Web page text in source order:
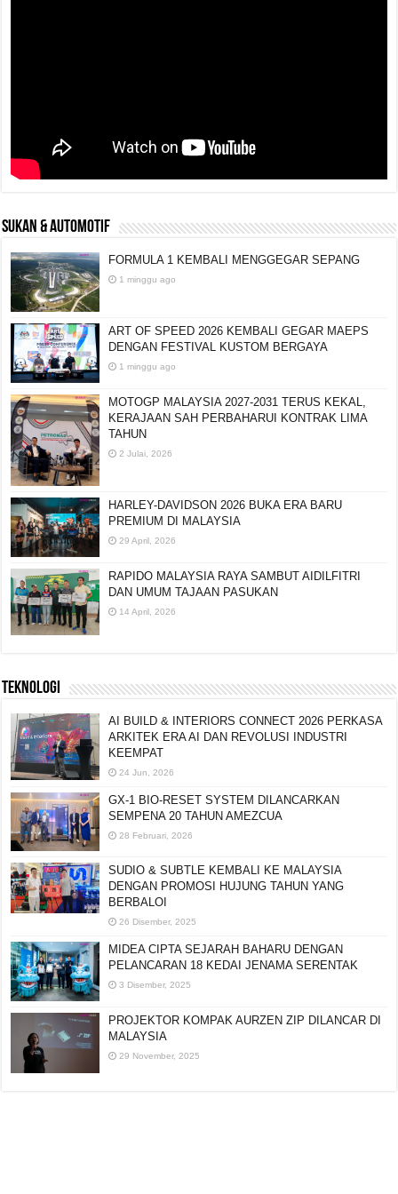
SUKAN & AUTOMOTIF
FORMULA 1 KEMBALI MENGGEGAR SEPANG
1 minggu ago
ART OF SPEED 2026 KEMBALI GEGAR MAEPS
DENGAN FESTIVAL KUSTOM BERGAYA
1 minggu ago
MOTOGP MALAYSIA 2027-2031 TERUS KEKAL,
KERAJAAN SAH PERBAHARUI KONTRAK LIMA
TAHUN
2 Julai, 2026
HARLEY-DAVIDSON 2026 BUKA ERA BARU
PREMIUM DI MALAYSIA
29 April, 2026
RAPIDO MALAYSIA RAYA SAMBUT AIDILFITRI
DAN UMUM TAJAAN PASUKAN
14 April, 2026
TEKNOLOGI
AI BUILD & INTERIORS CONNECT 2026 PERKASA
ARKITEK ERA AI DAN REVOLUSI INDUSTRI
KEEMPAT
24 Jun, 2026
GX-1 BIO-RESET SYSTEM DILANCARKAN
SEMPENA 20 TAHUN AMEZCUA
28 Februari, 2026
SUDIO & SUBTLE KEMBALI KE MALAYSIA
DENGAN PROMOSI HUJUNG TAHUN YANG
BERBALOI
26 Disember, 2025
MIDEA CIPTA SEJARAH BAHARU DENGAN
PELANCARAN 18 KEDAI JENAMA SERENTAK
3 Disember, 2025
PROJEKTOR KOMPAK AURZEN ZIP DILANCAR DI
MALAYSIA
29 November, 2025